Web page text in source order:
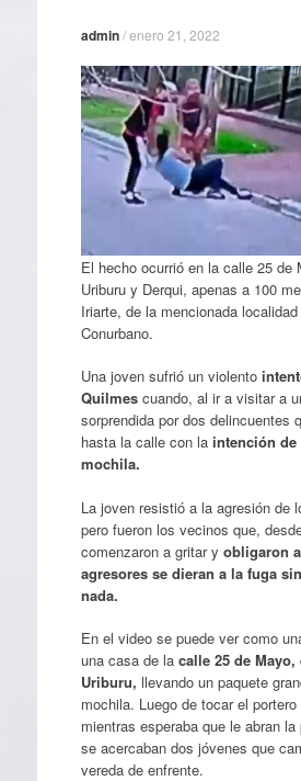
admin/enero 21, 2022
El hecho ocurrió en la calle 25 de
Uriburu y Derqui, apenas a 100
Iriarte, de la mencionada
Conurbano.
Una joven sufrió un violento
Quilmes cuando, al ir a visitar a
sorprendida por dos delincuentes
hasta la calle con la intención
mochila.
La joven resistió a la agresión de
pero fueron los vecinos que,
comenzaron a gritar y obligaron
agresores se dieran a la fuga
nada.
En el video se puede ver como
una casa de la calle 25 de
Uriburu, llevando un paquete
mochila. Luego de tocar el
mientras esperaba que le abran
se acercaban dos jóvenes que
vereda de enfrente.